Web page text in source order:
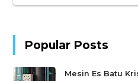
Popular Posts
Mesin Es Batu